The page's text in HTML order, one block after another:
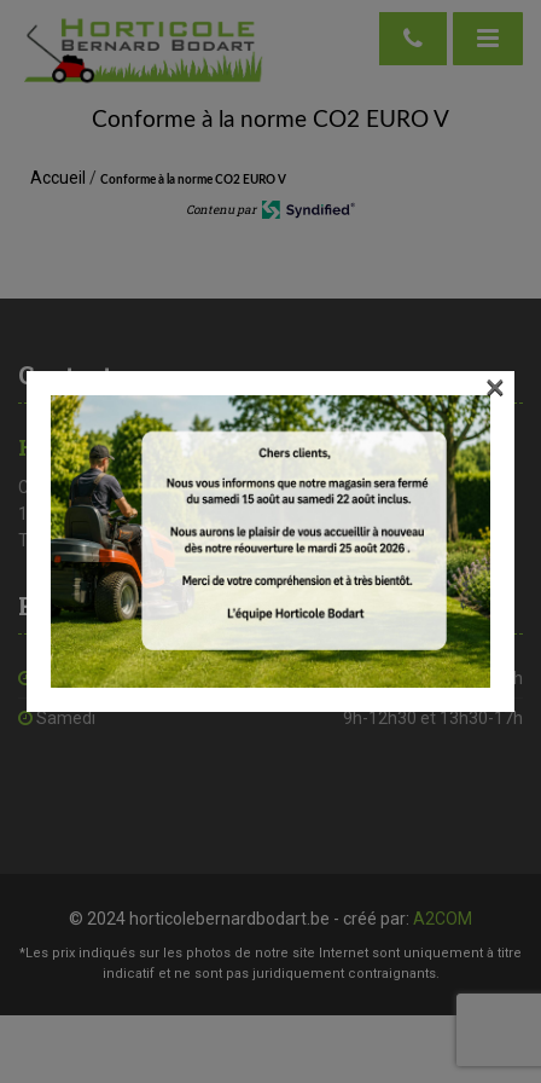
Conforme à la norme CO2 EURO V
Accueil / Conforme à la norme CO2 EURO V
Contenu par
Contactez-nous
HORTICOLE BERNARD BODART
Chaussée de Nivelles 35A
1461 Haut – Ittre
Tél : 02/366 37 71
Heures d’ouverture
De mardi à vendredi 8h30-12h30 et 13h30-18h
Samedi 9h-12h30 et 13h30-17h
© 2024 horticolebernardbodart.be - créé par: A2COM
*Les prix indiqués sur les photos de notre site Internet sont uniquement à titre
indicatif et ne sont pas juridiquement contraignants.
×